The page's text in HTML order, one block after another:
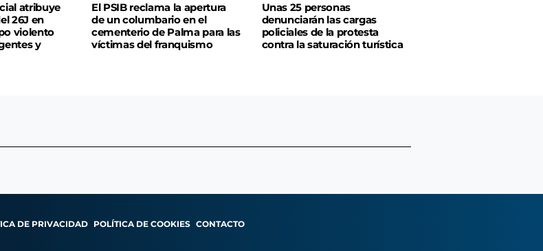
atribuye
26J en
violento
y
El PSIB reclama la apertura
de un columbario en el
cementerio de Palma para las
víctimas del franquismo
Unas 25 personas
denunciarán las cargas
policiales de la protesta
contra la saturación turística
DE PRIVACIDAD POLÍTICA DE COOKIES CONTACTO